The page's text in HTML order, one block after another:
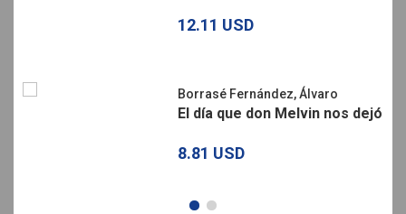
12.11 USD
Borrasé Fernández, Álvaro
El día que don Melvin nos dejó
8.81 USD